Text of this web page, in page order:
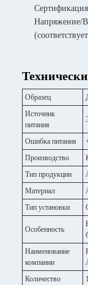
Напряжение/
Образец
Источник
питания
Ошибка питания
Производство
Тип продукции
Материал
Тип установки
Особенность
Наименование
компании
Количество
1